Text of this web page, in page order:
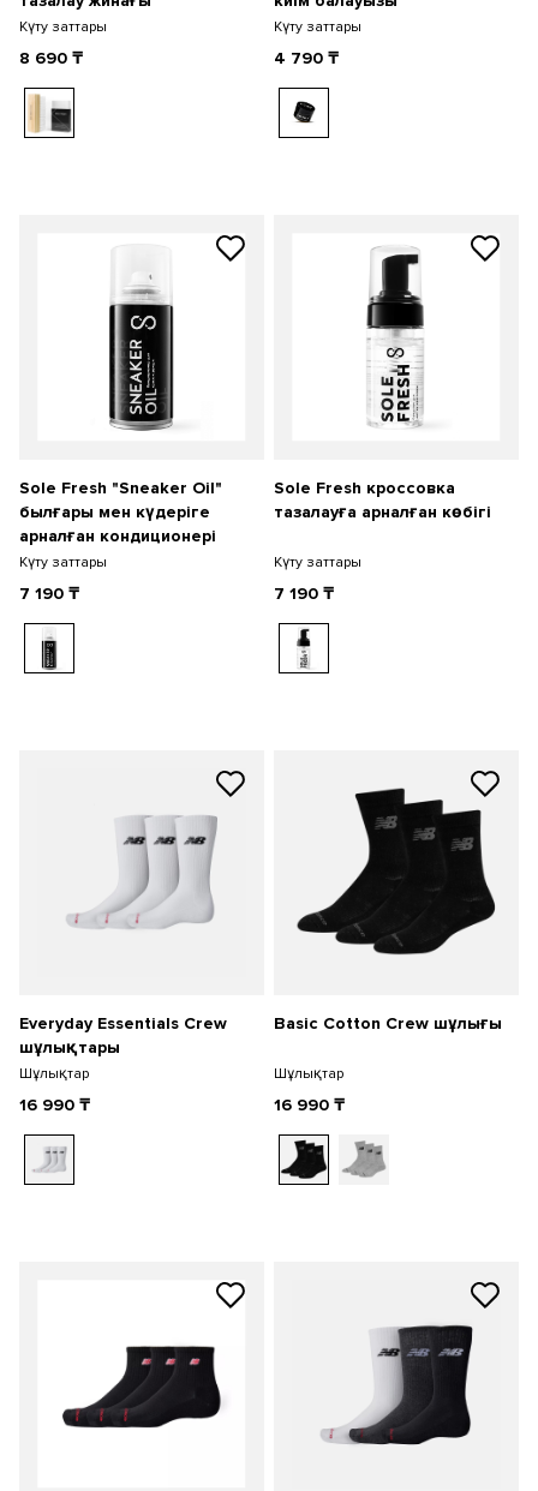
Күту заттары
8 690 ₸
Күту заттары
4 790 ₸
Sole Fresh "Sneaker Oil"
былғары мен күдеріге
арналған кондиционері
Күту заттары
7 190 ₸
Sole Fresh кроссовка
тазалауға арналған көбігі
Күту заттары
7 190 ₸
Everyday Essentials Crew
шұлықтары
Шұлықтар
16 990 ₸
Basic Cotton Crew шұлығы
Шұлықтар
16 990 ₸